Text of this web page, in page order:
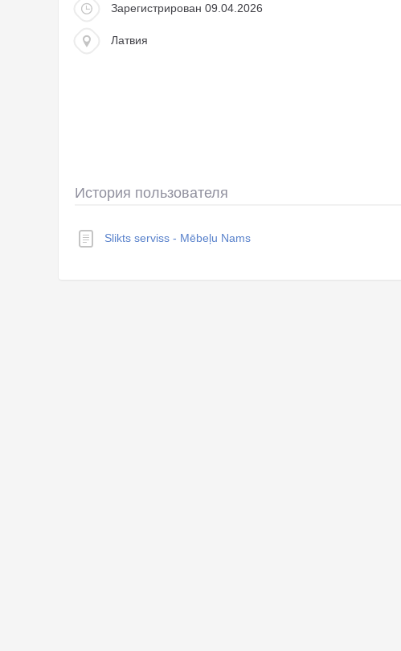
Зарегистрирован 09.04.2026
Латвия
История пользователя
Slikts serviss - Mēbeļu Nams